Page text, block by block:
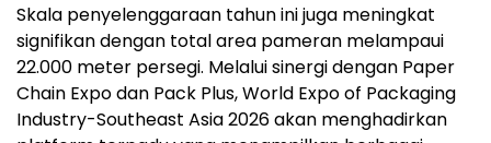
Skala penyelenggaraan tahun ini juga meningkat
signifikan dengan total area pameran melampaui
22.000 meter persegi. Melalui sinergi dengan Paper
Chain Expo dan Pack Plus, World Expo of Packaging
Industry-Southeast Asia 2026 akan menghadirkan